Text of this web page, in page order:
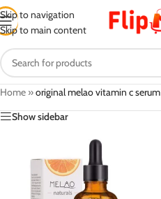
Skip to navigation
Skip to main content
Home »original melao vitamin c serum
Show sidebar